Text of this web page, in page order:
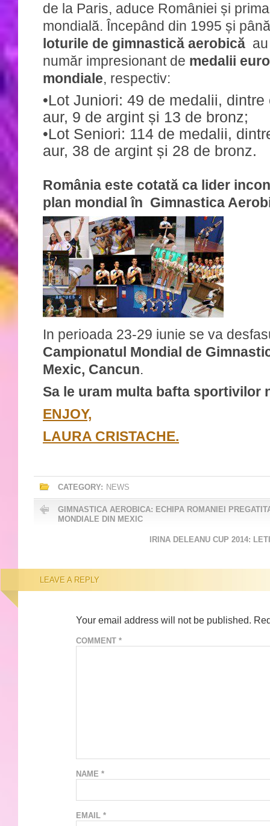
de la Paris, aduce României și
mondială. Începând din 1995 și
loturile de gimnastică aerobică
număr impresionant de medalii
mondiale, respectiv:
•Lot Juniori: 49 de medalii, dintre
aur, 9 de argint și 13 de bronz;
•Lot Seniori: 114 de medalii,
aur, 38 de argint și 28 de bronz.
România este cotată ca lider
plan mondial în Gimnastica
In perioada 23-29 iunie se va
Campionatul Mondial de
Mexic, Cancun.
Sa le uram multa bafta sportivilor
ENJOY,
LAURA CRISTACHE.
CATEGORY: NEWS
GIMNASTICA AEROBICA: ECHIPA ROMANIEI
MONDIALE DIN MEXIC
IRINA DELEANU CUP 2014:
LEAVE A REPLY
Your email address will not be published.
COMMENT *
NAME *
EMAIL *